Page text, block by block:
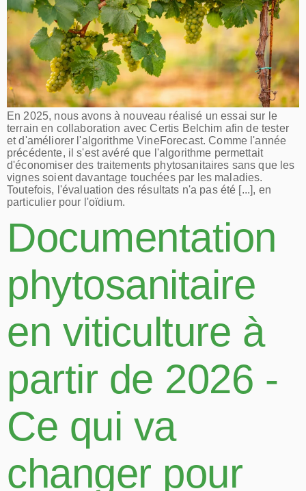
En 2025, nous avons à nouveau réalisé un essai sur le
terrain en collaboration avec Certis Belchim afin de tester
et d'améliorer l'algorithme VineForecast. Comme l'année
précédente, il s'est avéré que l'algorithme permettait
d'économiser des traitements phytosanitaires sans que les
vignes soient davantage touchées par les maladies.
Toutefois, l'évaluation des résultats n'a pas été [...], en
particulier pour l'oïdium.
Documentation
phytosanitaire
en viticulture à
partir de 2026 -
Ce qui va
changer pour